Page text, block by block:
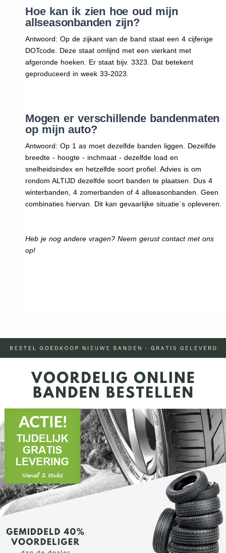
Hoe kan ik zien hoe oud mijn
allseasonbanden zijn?
Antwoord: Op de zijkant van de band staat een 4 cijferige
DOTcode. Deze staat omlijnd met een vierkant met
afgeronde hoeken. Er staat bijv. 3323. Dat betekent
geproduceerd in week 33-2023.
Mogen er verschillende bandenmaten
op mijn auto?
Antwoord: Op 1 as moet dezelfde banden liggen. Dezelfde
breedte - hoogte - inchmaat - dezelfde load en
snelheidsindex en hetzelfde soort profiel. Advies is om
rondom ALTIJD dezelfde soort banden te plaatsen. Dus 4
winterbanden, 4 zomerbanden of 4 allseasonbanden. Geen
combinaties hiervan. Dit kan gevaarlijke situatie`s opleveren.
Heb je nog andere vragen? Neem gerust contact met ons
op!